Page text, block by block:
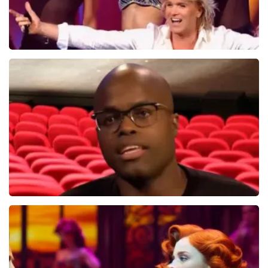
Hans Klok
314+ reviews
BEKIJKEN
Jandino Asporaat
499+ reviews
BEKIJKEN